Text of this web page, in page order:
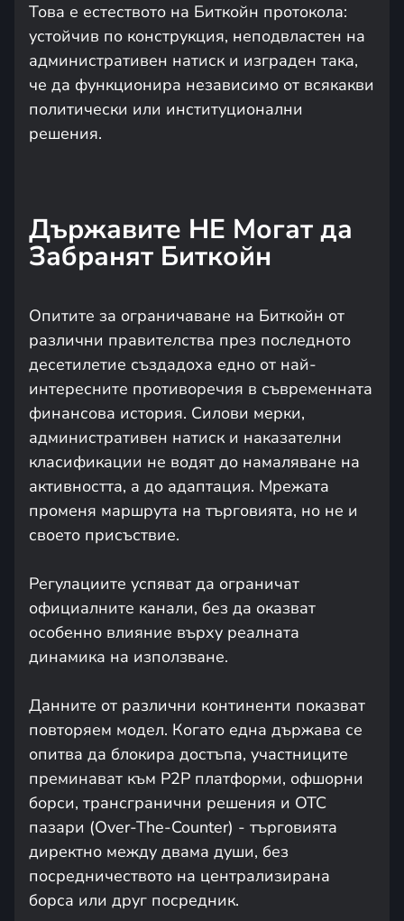
Това е естеството на Биткойн протокола:
устойчив по конструкция, неподвластен на
административен натиск и изграден така,
че да функционира независимо от всякакви
политически или институционални
решения.
Държавите НЕ Могат да
Забранят Биткойн
Опитите за ограничаване на Биткойн от
различни правителства през последното
десетилетие създадоха едно от най-
интересните противоречия в съвременната
финансова история. Силови мерки,
административен натиск и наказателни
класификации не водят до намаляване на
активността, а до адаптация. Мрежата
променя маршрута на търговията, но не и
своето присъствие.
Регулациите успяват да ограничат
официалните канали, без да оказват
особенно влияние върху реалната
динамика на използване.
Данните от различни континенти показват
повторяем модел. Когато една държава се
опитва да блокира достъпа, участниците
преминават към P2P платформи, офшорни
борси, трансгранични решения и OTC
пазари (Over-The-Counter) - търговията
директно между двама души, без
посредничеството на централизирана
борса или друг посредник.